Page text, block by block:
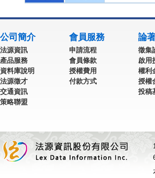
公司簡介
法源資訊
產品服務
資料庫說明
法源徵才
交通資訊
策略聯盟
會員服務
申請流程
會員條款
授權費用
付款方式
論
徵集
啟用
權利
授權
投稿